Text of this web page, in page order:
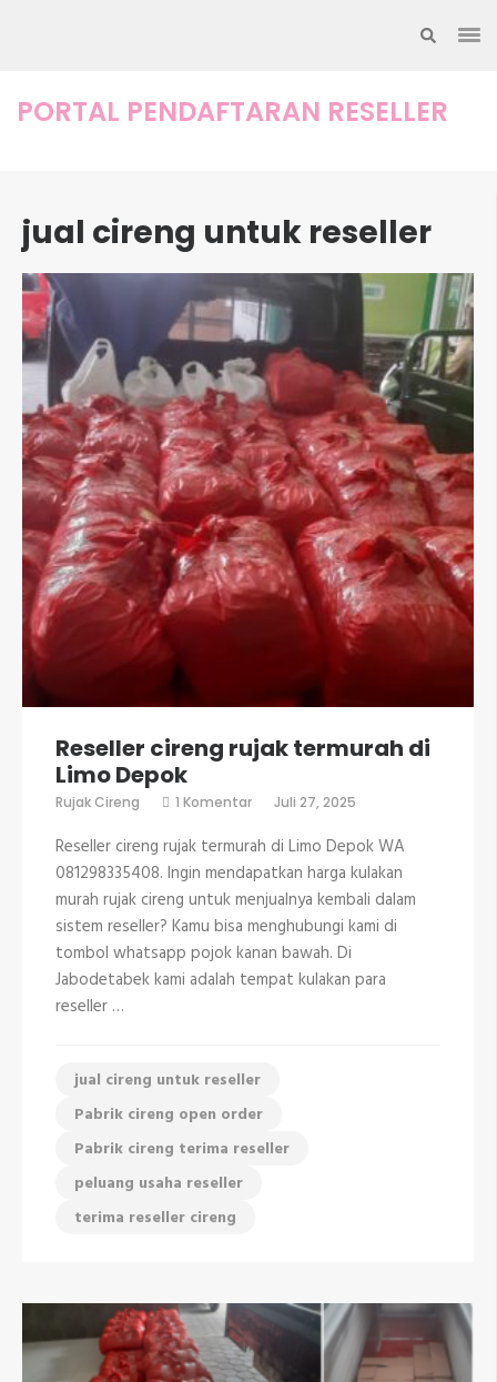
Enter)PORTAL PENDAFTARAN RESELLER
jual cireng untuk reseller
Reseller cireng rujak termurah di
Limo Depok
Rujak Cireng 1 Komentarpada
rujak
termurah
di
Limo
Depok
Juli 27, 2025
Reseller cireng rujak termurah di Limo Depok WA
081298335408. Ingin mendapatkan harga kulakan
murah rujak cireng untuk menjualnya kembali dalam
sistem reseller? Kamu bisa menghubungi kami di
tombol whatsapp pojok kanan bawah. Di
Jabodetabek kami adalah tempat kulakan para
reseller …
jual cireng untuk reseller
Pabrik cireng open order
Pabrik cireng terima reseller
peluang usaha reseller
terima reseller cireng